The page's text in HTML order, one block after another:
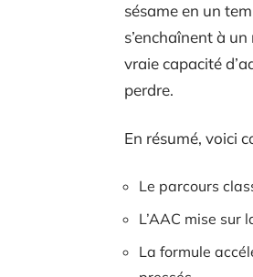
sésame en un
s’enchaînent à
vraie capacité
perdre.
En résumé, voici
Le parcours
L’AAC mise
La formule